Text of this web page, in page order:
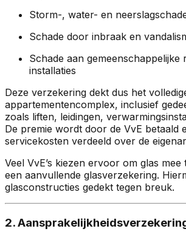
Storm-, water- en
Schade door inbraak en
Schade aan gemeenschappelijke
installaties
Deze verzekering dekt dus het
appartementencomplex, inclusief
zoals liften, leidingen,
De premie wordt door de VvE betaald
servicekosten verdeeld over de
Veel VvE’s kiezen ervoor om glas
een aanvullende glasverzekering.
glasconstructies gedekt tegen breuk.
2.